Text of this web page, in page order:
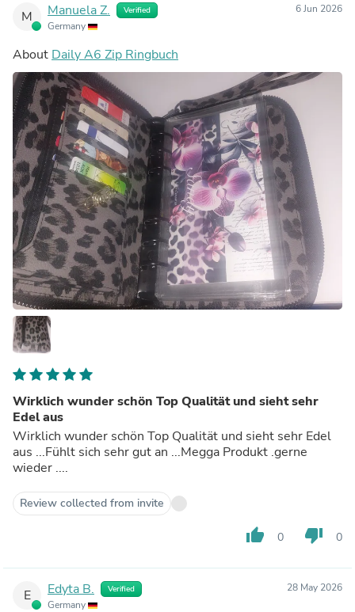
M Manuela Z. Verified
Germany
6 Jun 2026
About Daily A6 Zip Ringbuch
Wirklich wunder schön Top Qualität und sieht sehr
Edel aus
Wirklich wunder schön Top Qualität und sieht sehr Edel
aus ...Fühlt sich sehr gut an ...Megga Produkt .gerne
wieder ....
Review collected from invite
thumb_up 0 thumb_down 0
E Edyta B. Verified
Germany
28 May 2026